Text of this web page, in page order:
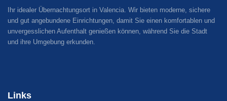
Ihr idealer Übernachtungsort in Valencia. Wir bieten moderne, sichere
und gut angebundene Einrichtungen, damit Sie einen komfortablen und
unvergesslichen Aufenthalt genießen können, während Sie die Stadt
und ihre Umgebung erkunden.
Links